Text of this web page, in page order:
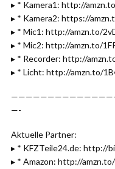
▸ * Kamera1: http://
▸ * Kamera2: https://
▸ * Mic1: http://amzn.to/
▸ * Mic2: http://amzn.to/
▸ * Recorder: http://
▸ * Licht: http://amzn.to/
—-
Aktuelle Partner:
▸ * KFZTeile24.de: http://
▸ * Amazon: http://